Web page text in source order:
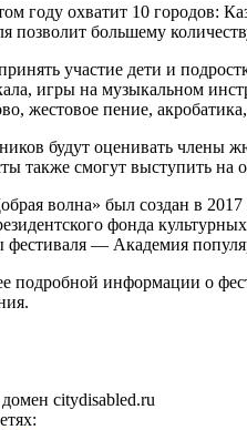
году охватит 10 городов:
позволит большему
участие дети и
игры на музыкальном
жестовое пение,
будут оценивать члены
также смогут выступить
волна» был создан в
фонда
фестиваля — Академия
подробной информации о
citydisabled.ru